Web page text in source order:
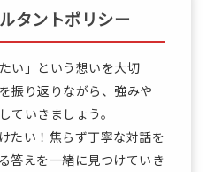
タントポリシー
い」という想いを大切
振り返りながら、強みや
ていきましょう。
たい！焦らず丁寧な対話を
答えを一緒に見つけていき